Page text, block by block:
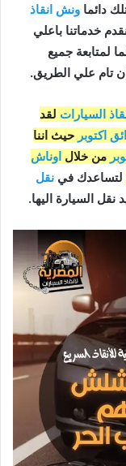
دائما ونش انقاذ
خدماتنا باعلي
لمتابعة جميع
السيارات لقد
اكتوبر حيث اننا
من خلال اوناش
لتساعدك في نقل
السيارة اليها.